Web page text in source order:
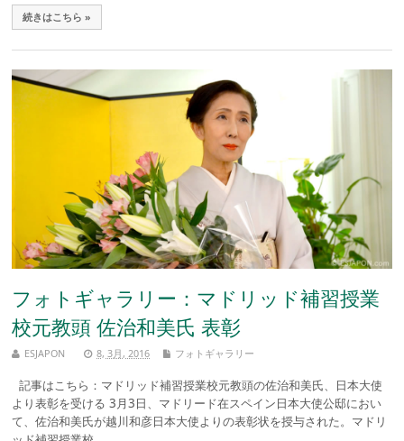
続きはこちら »
フォトギャラリー：マドリッド補習授業
校元教頭 佐治和美氏 表彰
ESJAPON 8, 3月, 2016 フォトギャラリー
記事はこちら：マドリッド補習授業校元教頭の佐治和美氏、日本大使
より表彰を受ける 3月3日、マドリード在スペイン日本大使公邸におい
て、佐治和美氏が越川和彦日本大使よりの表彰状を授与された。マドリ